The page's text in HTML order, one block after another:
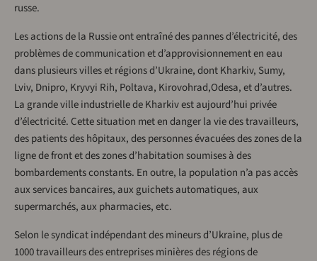
russe.
Les actions de la Russie ont entraîné des pannes d’électricité, des
problèmes de communication et d’approvisionnement en eau
dans plusieurs villes et régions d’Ukraine, dont Kharkiv, Sumy,
Lviv, Dnipro, Kryvyi Rih, Poltava, Kirovohrad,Odesa, et d’autres.
La grande ville industrielle de Kharkiv est aujourd’hui privée
d’électricité. Cette situation met en danger la vie des travailleurs,
des patients des hôpitaux, des personnes évacuées des zones de la
ligne de front et des zones d’habitation soumises à des
bombardements constants. En outre, la population n’a pas accès
aux services bancaires, aux guichets automatiques, aux
supermarchés, aux pharmacies, etc.
Selon le syndicat indépendant des mineurs d’Ukraine, plus de
1000 travailleurs des entreprises minières des régions de